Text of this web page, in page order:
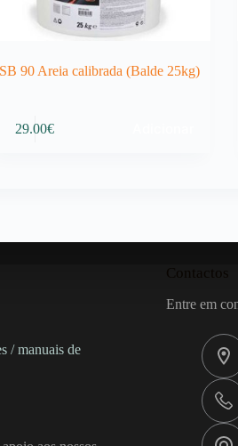
SB 90 Areia calibrada (Balde 25kg)
29.00€
/ manuais de
Contactos
Entre em